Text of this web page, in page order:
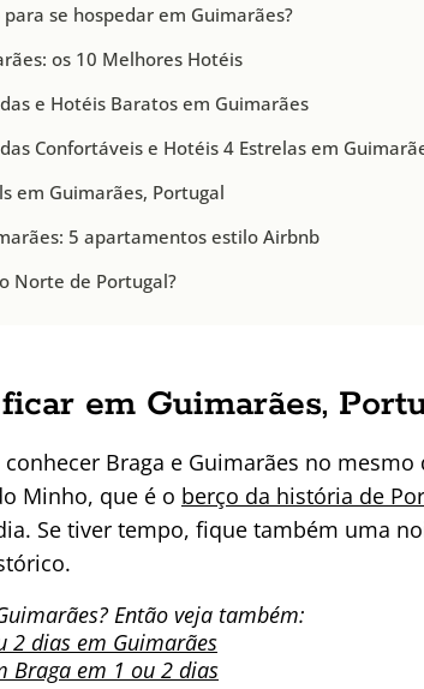
se hospedar em Guimarães?
os 10 Melhores Hotéis
e Hotéis Baratos em Guimarães
Confortáveis e Hotéis 4 Estrelas em
em Guimarães, Portugal
5 apartamentos estilo Airbnb
Norte de Portugal?
em Guimarães,
Braga e Guimarães no mesmo
Minho, que é o berço da história de
Se tiver tempo, fique também uma
Então veja também:
2 dias em Guimarães
Braga em 1 ou 2 dias